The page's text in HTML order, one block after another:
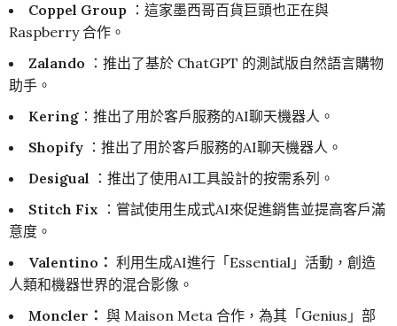
Coppel Group ：這家墨西哥百貨巨頭也正在與
Raspberry 合作。
Zalando ：推出了基於 ChatGPT 的測試版自然語言購物
助手。
Kering ：推出了用於客戶服務的AI聊天機器人。
Shopify ：推出了用於客戶服務的AI聊天機器人。
Desigual ：推出了使用AI工具設計的按需系列。
Stitch Fix ：嘗試使用生成式AI來促進銷售並提高客戶滿
意度。
Valentino： 利用生成AI進行「Essential」活動，創造
人類和機器世界的混合影像。
Moncler： 與 Maison Meta 合作，為其「Genius」部